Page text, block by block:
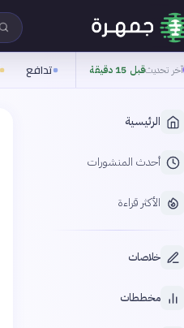
آخر تحديثقبل 15 دقيقة تدافع
الرئيسية
أحدث المنشورات
الأكثر قراءة
خلاصات
مخططات